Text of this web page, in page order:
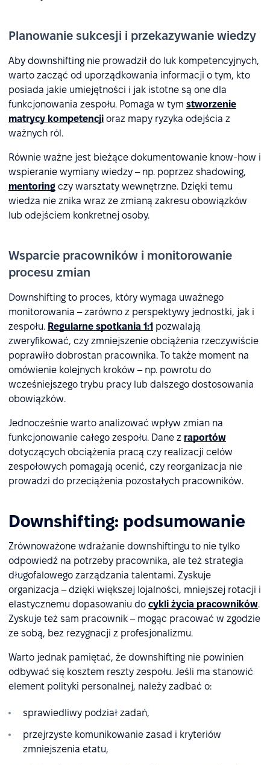
Planowanie sukcesji i przekazywanie wiedzy
Aby downshifting nie prowadził do luk kompetencyjnych,
warto zacząć od uporządkowania informacji o tym, kto
posiada jakie umiejętności i jak istotne są one dla
funkcjonowania zespołu. Pomaga w tym stworzenie
matrycy kompetencji oraz mapy ryzyka odejścia z
ważnych ról.
Równie ważne jest bieżące dokumentowanie know-how i
wspieranie wymiany wiedzy – np. poprzez shadowing,
mentoring czy warsztaty wewnętrzne. Dzięki temu
wiedza nie znika wraz ze zmianą zakresu obowiązków
lub odejściem konkretnej osoby.
Wsparcie pracowników i monitorowanie
procesu zmian
Downshifting to proces, który wymaga uważnego
monitorowania – zarówno z perspektywy jednostki, jak i
zespołu. Regularne spotkania 1:1 pozwalają
zweryfikować, czy zmniejszenie obciążenia rzeczywiście
poprawiło dobrostan pracownika. To także moment na
omówienie kolejnych kroków – np. powrotu do
wcześniejszego trybu pracy lub dalszego dostosowania
obowiązków.
Jednocześnie warto analizować wpływ zmian na
funkcjonowanie całego zespołu. Dane z raportów
dotyczących obciążenia pracą czy realizacji celów
zespołowych pomagają ocenić, czy reorganizacja nie
prowadzi do przeciążenia pozostałych pracowników.
Downshifting: podsumowanie
Zrównoważone wdrażanie downshiftingu to nie tylko
odpowiedź na potrzeby pracownika, ale też strategia
długofalowego zarządzania talentami. Zyskuje
organizacja – dzięki większej lojalności, mniejszej rotacji i
elastycznemu dopasowaniu do cykli życia pracowników.
Zyskuje też sam pracownik – mogąc pracować w zgodzie
ze sobą, bez rezygnacji z profesjonalizmu.
Warto jednak pamiętać, że downshifting nie powinien
odbywać się kosztem reszty zespołu. Jeśli ma stanowić
element polityki personalnej, należy zadbać o:
sprawiedliwy podział zadań,
przejrzyste komunikowanie zasad i kryteriów
zmniejszenia etatu,